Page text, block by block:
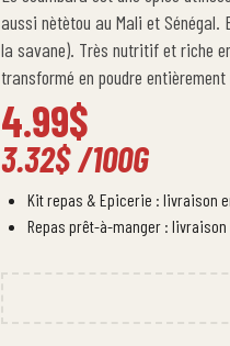
aussi nètètou au Mali et
la savane). Très nutritif et riche
transformé en poudre
4.99$
3.32$/100G
Kit repas & Epicerie : livraison
Repas prêt-à-manger :